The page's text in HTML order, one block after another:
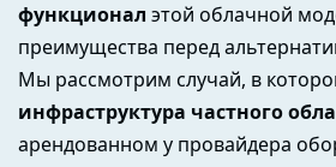
функционал этой облачной
преимущества перед
Мы рассмотрим случай, в
инфраструктура частного
арендованном у провайдера